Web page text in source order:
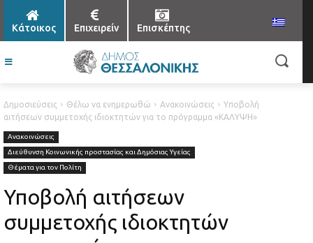
Κάτοικος Επιχειρείν Επισκέπτης
Δημοσιεύσεις Θέλω να ενημερωθώ Ανακοινώσεις
Υποβολή
αιτήσεων συμμετοχής ιδιοκτητών για το πρόγραμμα «ΚΑΛΥΨΗ»
Ανακοινώσεις
Διεύθυνση Κοινωνικής προστασίας και Δημόσιας Υγείας
Θέματα για τον Πολίτη
Υποβολή αιτήσεων
συμμετοχής ιδιοκτητών